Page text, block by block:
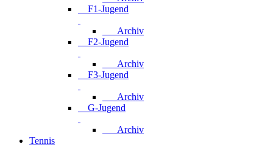
F1-Jugend
Archiv
F2-Jugend
Archiv
F3-Jugend
Archiv
G-Jugend
Archiv
Tennis